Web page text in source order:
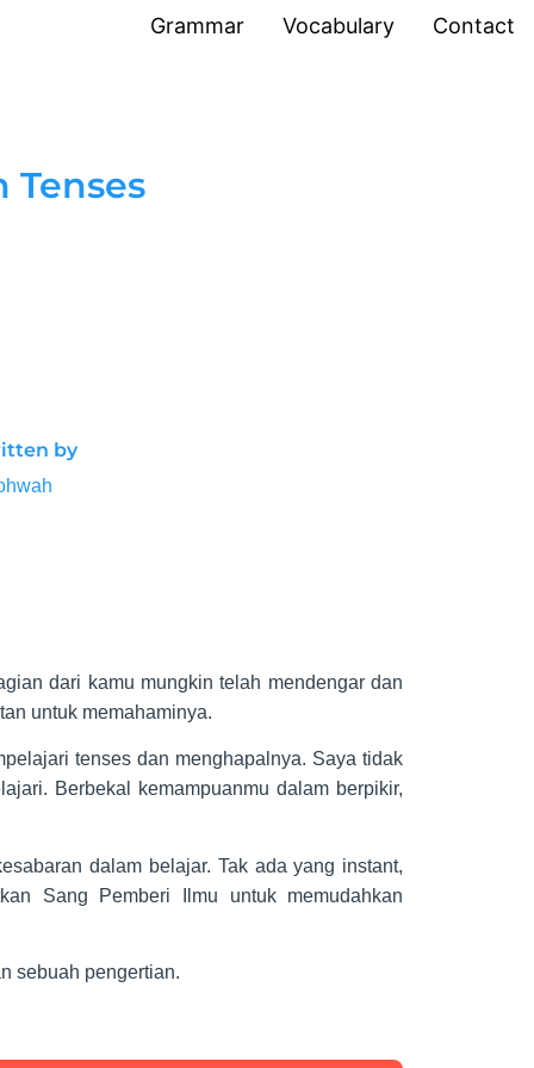
Contact
Vocabulary
Grammar
Tenses
by
dari kamu mungkin telah mendengar dan
untuk memahaminya.
tenses dan menghapalnya. Saya tidak
Berbekal kemampuanmu dalam berpikir,
dalam belajar. Tak ada yang instant,
Sang Pemberi Ilmu untuk memudahkan
sebuah pengertian.